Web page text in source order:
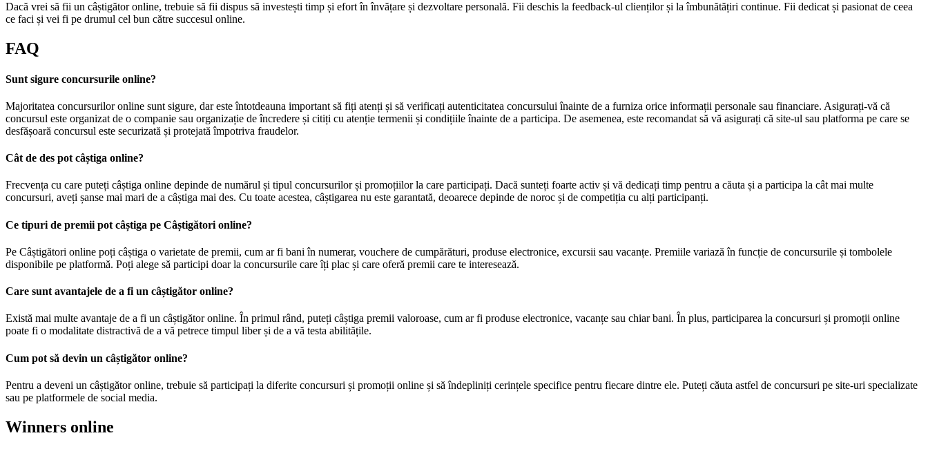
Dacă vrei să fii un câștigător online, trebuie să fii dispus să investești timp și efort în învățare și dezvoltare personală. Fii deschis la feedback-ul clienților și la îmbunătățiri continue. Fii dedicat și pasionat de ceea
ce faci și vei fi pe drumul cel bun către succesul online.
FAQ
Sunt sigure concursurile online?
Majoritatea concursurilor online sunt sigure, dar este întotdeauna important să fiți atenți și să verificați autenticitatea concursului înainte de a furniza orice informații personale sau financiare. Asigurați-vă că
concursul este organizat de o companie sau organizație de încredere și citiți cu atenție termenii și condițiile înainte de a participa. De asemenea, este recomandat să vă asigurați că site-ul sau platforma pe care se
desfășoară concursul este securizată și protejată împotriva fraudelor.
Cât de des pot câștiga online?
Frecvența cu care puteți câștiga online depinde de numărul și tipul concursurilor și promoțiilor la care participați. Dacă sunteți foarte activ și vă dedicați timp pentru a căuta și a participa la cât mai multe
concursuri, aveți șanse mai mari de a câștiga mai des. Cu toate acestea, câștigarea nu este garantată, deoarece depinde de noroc și de competiția cu alți participanți.
Ce tipuri de premii pot câștiga pe Câștigători online?
Pe Câștigători online poți câștiga o varietate de premii, cum ar fi bani în numerar, vouchere de cumpărături, produse electronice, excursii sau vacanțe. Premiile variază în funcție de concursurile și tombolele
disponibile pe platformă. Poți alege să participi doar la concursurile care îți plac și care oferă premii care te interesează.
Care sunt avantajele de a fi un câștigător online?
Există mai multe avantaje de a fi un câștigător online. În primul rând, puteți câștiga premii valoroase, cum ar fi produse electronice, vacanțe sau chiar bani. În plus, participarea la concursuri și promoții online
poate fi o modalitate distractivă de a vă petrece timpul liber și de a vă testa abilitățile.
Cum pot să devin un câștigător online?
Pentru a deveni un câștigător online, trebuie să participați la diferite concursuri și promoții online și să îndepliniți cerințele specifice pentru fiecare dintre ele. Puteți căuta astfel de concursuri pe site-uri specializate
sau pe platformele de social media.
Winners online